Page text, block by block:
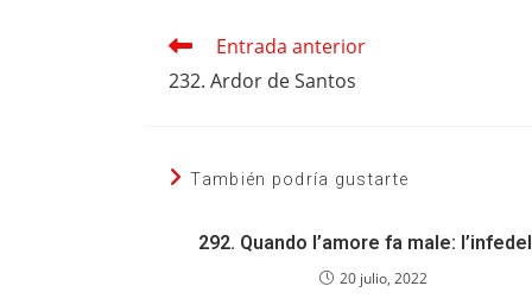
Leer
artículos
Entrada anterior
232. Ardor de Santos
También podría gustarte
292. Quando l’amore fa male:
20 julio, 2022